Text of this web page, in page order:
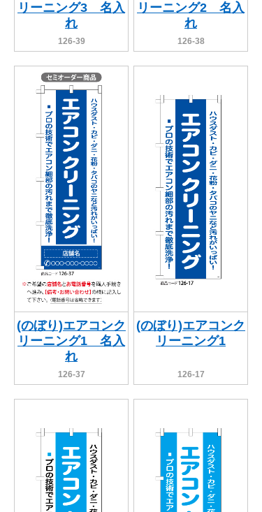
リーニング3 名入
れ
126-39
リーニング2 名入
れ
126-38
(のぼり)エアコンク
リーニング1 名入
れ
126-37
(のぼり)エアコンク
リーニング1
126-17